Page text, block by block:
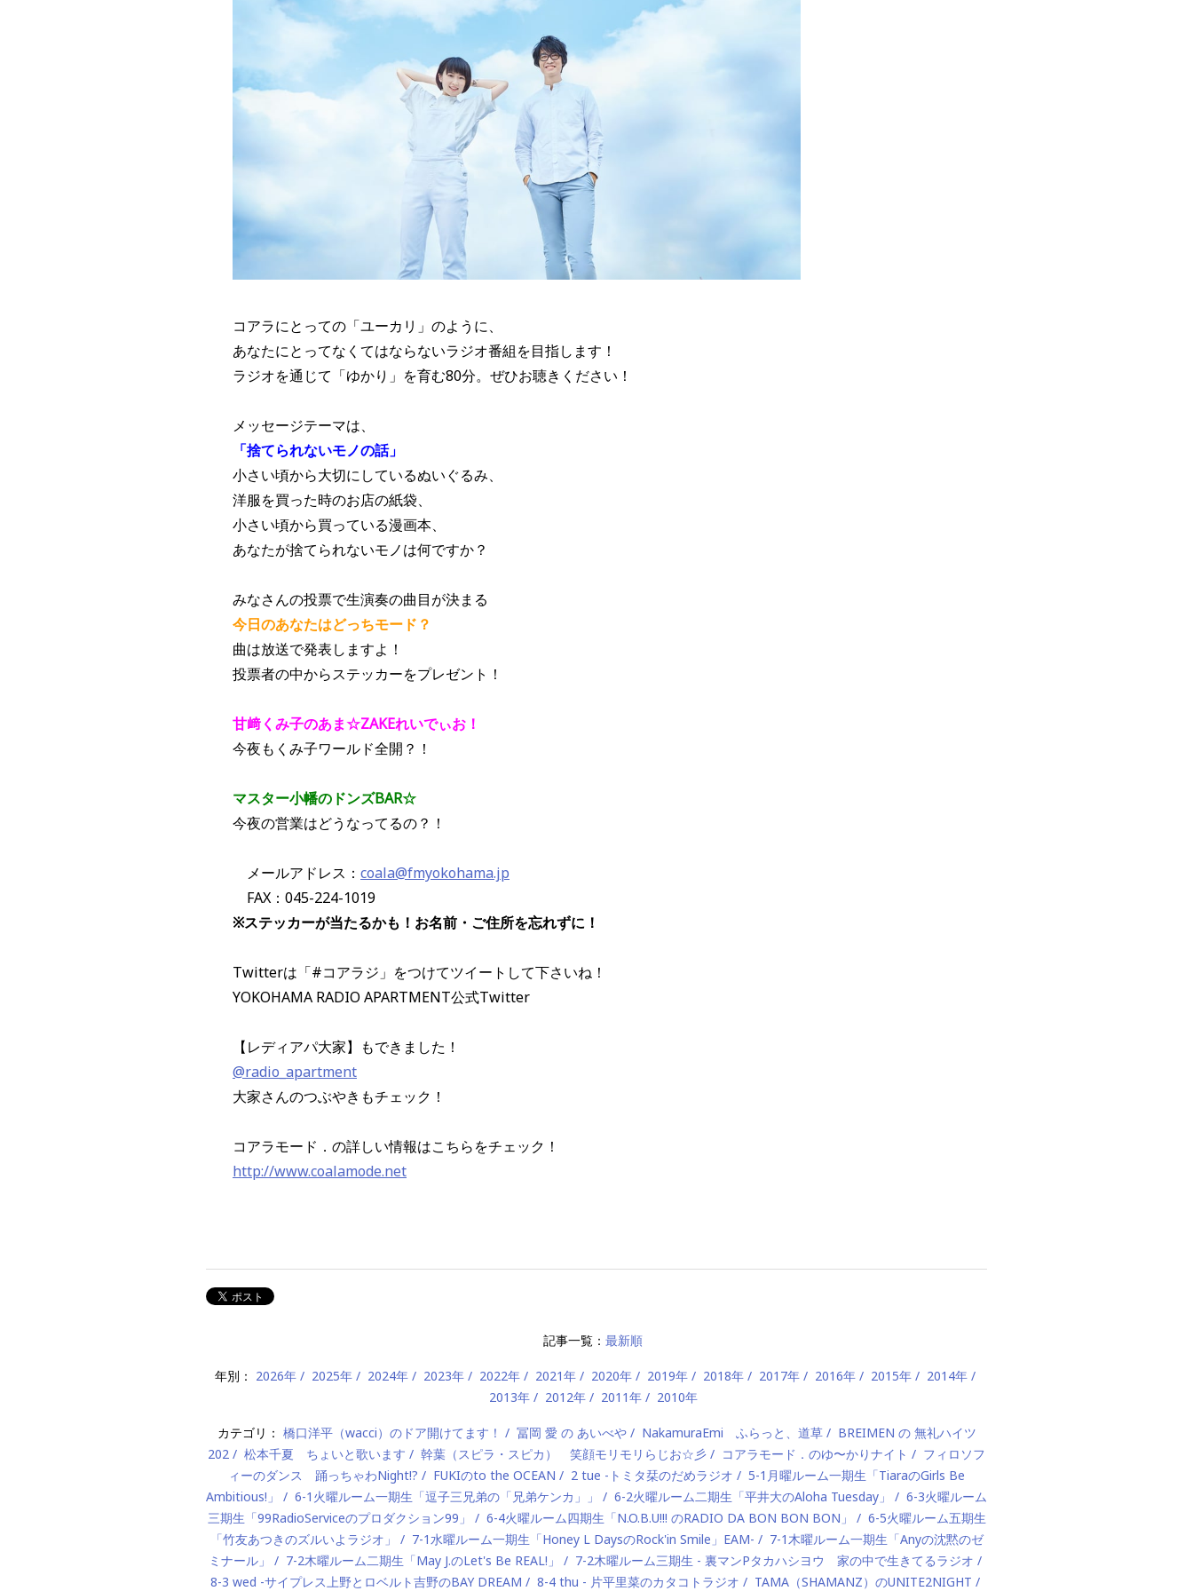
コアラにとっての「ユーカリ」のように、
あなたにとってなくてはならないラジオ番組を目指します！
ラジオを通じて「ゆかり」を育む80分。ぜひお聴きください！
メッセージテーマは、
「捨てられないモノの話」
小さい頃から大切にしているぬいぐるみ、
洋服を買った時のお店の紙袋、
小さい頃から買っている漫画本、
あなたが捨てられないモノは何ですか？
みなさんの投票で生演奏の曲目が決まる
今日のあなたはどっちモード？
曲は放送で発表しますよ！
投票者の中からステッカーをプレゼント！
甘﨑くみ子のあま☆ZAKEれいでぃお！
今夜もくみ子ワールド全開？！
マスター小幡のドンズBAR☆
今夜の営業はどうなってるの？！
メールアドレス： coala@fmyokohama.jp
FAX：045-224-1019
※ステッカーが当たるかも！お名前・ご住所を忘れずに！
Twitterは「#コアラジ」をつけてツイートして下さいね！
YOKOHAMA RADIO APARTMENT公式Twitter
【レディアパ大家】もできました！
@radio_apartment
大家さんのつぶやきもチェック！
コアラモード．の詳しい情報はこちらをチェック！
http://www.coalamode.net
記事一覧： 最新順
年別： 2026年 2025年 2024年 2023年 2022年 2021年 2020年 2019年 2018年 2017年 2016年 2015年
2014年
2013年
2012年 2011年 2010年
カテゴリ： 橋口洋平（wacci）のドア開けてます！ 冨岡 愛 の あいべや NakamuraEmi ふらっと、道草
BREIMEN の 無礼ハイツ
202
松本千夏 ちょいと歌います 幹葉（スピラ・スピカ） 笑顔モリモリらじお☆彡 コアラモード．のゆ〜かりナイト
フィロソフ
ィーのダンス 踊っちゃわNight!?
FUKIのto the OCEAN 2 tue -トミタ栞のだめラジオ
5-1月曜ルーム一期生「TiaraのGirls Be
Ambitious!」
6-1火曜ルーム一期生「逗子三兄弟の「兄弟ケンカ」」 6-2火曜ルーム二期生「平井大のAloha Tuesday」
6-3火曜ルーム
三期生「99RadioServiceのプロダクション99」
6-4火曜ルーム四期生「N.O.B.U!!! のRADIO DA BON BON BON」
6-5火曜ルーム五期生
「竹友あつきのズルいよラジオ」
7-1水曜ルーム一期生「Honey L DaysのRock'in Smile」EAM-
7-1木曜ルーム一期生「Anyの沈黙のゼ
ミナール」
7-2木曜ルーム二期生「May J.のLet's Be REAL!」
7-2木曜ルーム三期生 - 裏マンPタカハシヨウ 家の中で生きてるラジオ
8-3 wed -サイプレス上野とロベルト吉野のBAY DREAM
8-4 thu - 片平里菜のカタコトラジオ TAMA（SHAMANZ）のUNITE2NIGHT